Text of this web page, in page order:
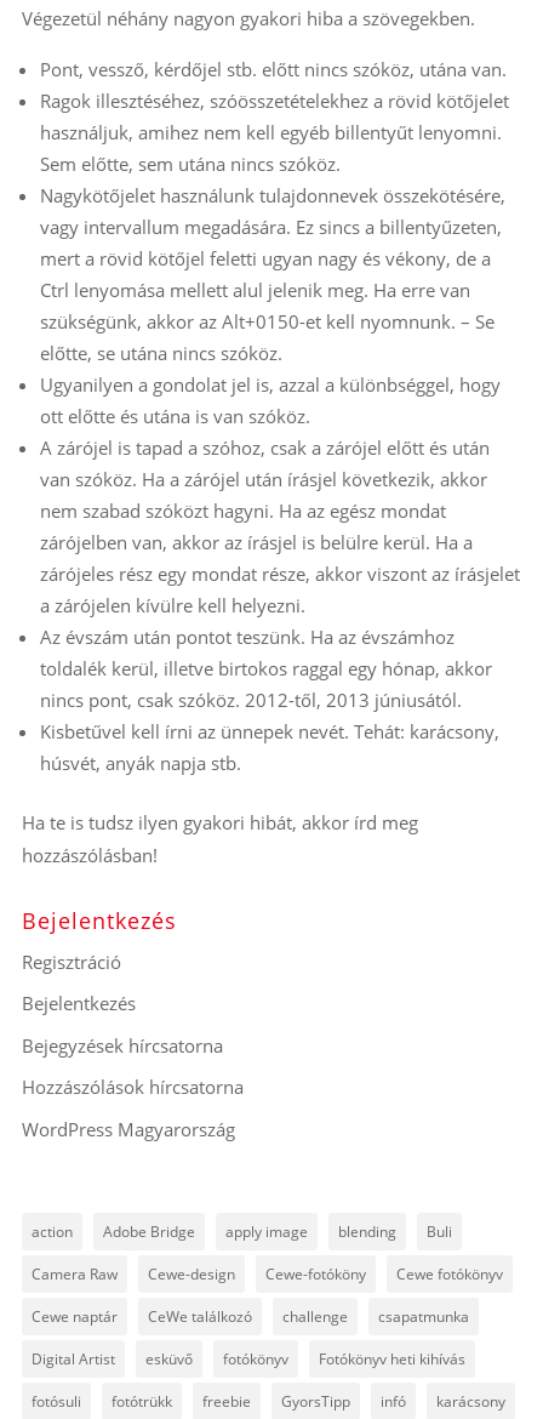
Végezetül néhány nagyon gyakori hiba a szövegekben.
Pont, vessző, kérdőjel stb. előtt nincs szóköz, utána van.
Ragok illesztéséhez, szóösszetételekhez a rövid kötőjelet
használjuk, amihez nem kell egyéb billentyűt lenyomni.
Sem előtte, sem utána nincs szóköz.
Nagykötőjelet használunk tulajdonnevek összekötésére,
vagy intervallum megadására. Ez sincs a billentyűzeten,
mert a rövid kötőjel feletti ugyan nagy és vékony, de a
Ctrl lenyomása mellett alul jelenik meg. Ha erre van
szükségünk, akkor az Alt+0150-et kell nyomnunk. – Se
előtte, se utána nincs szóköz.
Ugyanilyen a gondolat jel is, azzal a különbséggel, hogy
ott előtte és utána is van szóköz.
A zárójel is tapad a szóhoz, csak a zárójel előtt és után
van szóköz. Ha a zárójel után írásjel következik, akkor
nem szabad szóközt hagyni. Ha az egész mondat
zárójelben van, akkor az írásjel is belülre kerül. Ha a
zárójeles rész egy mondat része, akkor viszont az írásjelet
a zárójelen kívülre kell helyezni.
Az évszám után pontot teszünk. Ha az évszámhoz
toldalék kerül, illetve birtokos raggal egy hónap, akkor
nincs pont, csak szóköz. 2012-től, 2013 júniusától.
Kisbetűvel kell írni az ünnepek nevét. Tehát: karácsony,
húsvét, anyák napja stb.
Ha te is tudsz ilyen gyakori hibát, akkor írd meg
hozzászólásban!
Bejelentkezés
Regisztráció
Bejelentkezés
Bejegyzések hírcsatorna
Hozzászólások hírcsatorna
WordPress Magyarország
action Adobe Bridge apply image blending Buli
Camera Raw Cewe-design Cewe-fotóköny Cewe fotókönyv
Cewe naptár CeWe találkozó challenge csapatmunka
Digital Artist esküvő fotókönyv Fotókönyv heti kihívás
fotósuli fotótrükk freebie GyorsTipp infó karácsony